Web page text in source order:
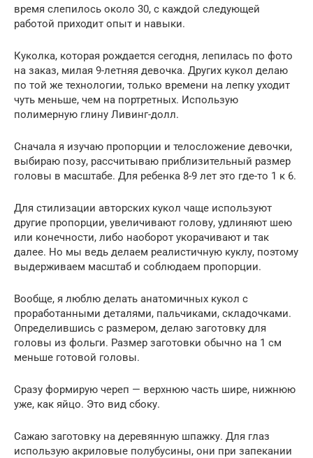
время слепилось около 30, с каждой следующей
работой приходит опыт и навыки.
Куколка, которая рождается сегодня, лепилась по фото
на заказ, милая 9-летняя девочка. Других кукол делаю
по той же технологии, только времени на лепку уходит
чуть меньше, чем на портретных. Использую
полимерную глину Ливинг-долл.
Сначала я изучаю пропорции и телосложение девочки,
выбираю позу, рассчитываю приблизительный размер
головы в масштабе. Для ребенка 8-9 лет это где-то 1 к 6.
Для стилизации авторских кукол чаще используют
другие пропорции, увеличивают голову, удлиняют шею
или конечности, либо наоборот укорачивают и так
далее. Но мы ведь делаем реалистичную куклу, поэтому
выдерживаем масштаб и соблюдаем пропорции.
Вообще, я люблю делать анатомичных кукол с
проработанными деталями, пальчиками, складочками.
Определившись с размером, делаю заготовку для
головы из фольги. Размер заготовки обычно на 1 см
меньше готовой головы.
Сразу формирую череп — верхнюю часть шире, нижнюю
уже, как яйцо. Это вид сбоку.
Сажаю заготовку на деревянную шпажку. Для глаз
использую акриловые полубусины, они при запекании